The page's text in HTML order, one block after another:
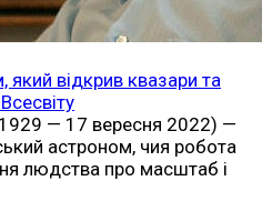
відкрив квазари та
— 17 вересня 2022) —
астроном, чия робота
людства про масштаб і